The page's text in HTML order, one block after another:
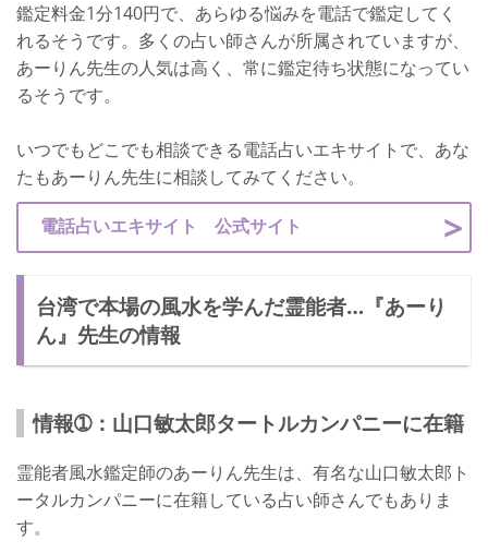
鑑定料金1分140円で、あらゆる悩みを電話で鑑定してく
れるそうです。多くの占い師さんが所属されていますが、
あーりん先生の人気は高く、常に鑑定待ち状態になってい
るそうです。
いつでもどこでも相談できる電話占いエキサイトで、あな
たもあーりん先生に相談してみてください。
電話占いエキサイト 公式サイト
台湾で本場の風水を学んだ霊能者…『あーり
ん』先生の情報
情報➀：山口敏太郎タートルカンパニーに在籍
霊能者風水鑑定師のあーりん先生は、有名な山口敏太郎ト
ータルカンパニーに在籍している占い師さんでもありま
す。